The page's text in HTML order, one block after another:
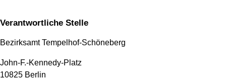
Verantwortliche Stelle
Bezirksamt Tempelhof-Schöneberg
John-F.-Kennedy-Platz
10825 Berlin